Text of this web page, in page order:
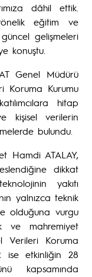
dâhil ettik.
eğitim ve
güncel gelişmeleri
konuştu.
Genel Müdürü
Koruma Kurumu
hitap
kişisel verilerin
bulundu.
Hamdi ATALAY,
dikkat
yakıtı
yalnızca teknik
olduğuna vurgu
ve mahremiyet
Verileri Koruma
ise etkinliğin 28
kapsamında